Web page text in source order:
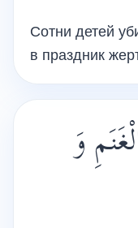
Сотни детей
в праздник
وَ